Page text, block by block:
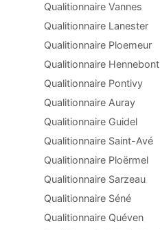
Qualitionnaire Vannes
Qualitionnaire Lanester
Qualitionnaire Ploemeur
Qualitionnaire Hennebont
Qualitionnaire Pontivy
Qualitionnaire Auray
Qualitionnaire Guidel
Qualitionnaire Saint-Avé
Qualitionnaire Ploërmel
Qualitionnaire Sarzeau
Qualitionnaire Séné
Qualitionnaire Quéven